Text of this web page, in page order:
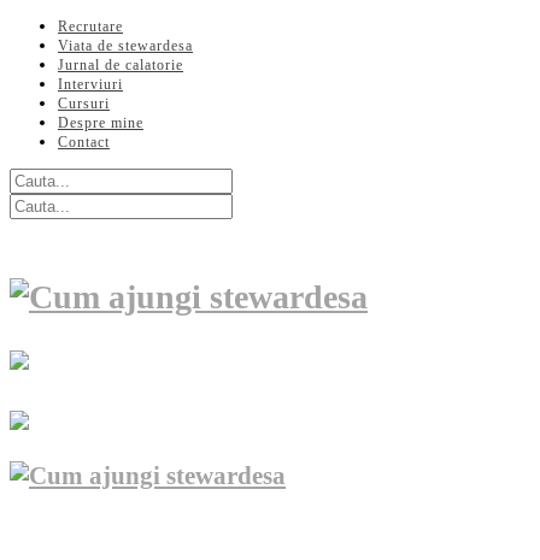
Recrutare
Viata de stewardesa
Jurnal de calatorie
Interviuri
Cursuri
Despre mine
Contact